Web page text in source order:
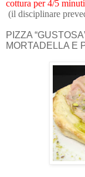
cottura per 4/5
(il disciplinare
PIZZA
MORTADELLA E